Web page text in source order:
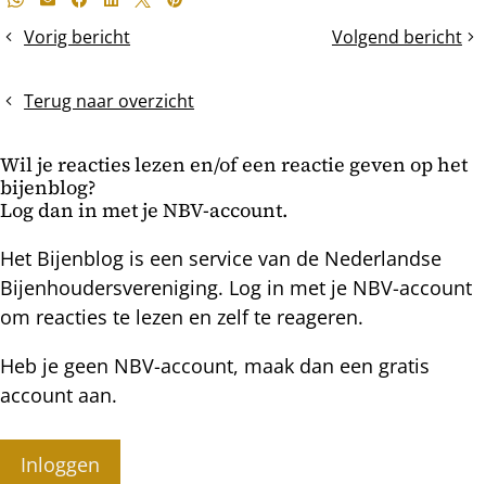
bericht
Whatsapp
E-mailFacebook
LinkedIn
X Pinterest
Vorig bericht
Oud
Nieuwjaar
Volgend bericht
Bijen
Terug naar overzicht
Wil je reacties lezen en/of een reactie geven op het
bijenblog?
Log dan in met je NBV-account.
Het Bijenblog is een service van de Nederlandse
Bijenhoudersvereniging. Log in met je NBV-account
om reacties te lezen en zelf te reageren.
Heb je geen NBV-account, maak dan een gratis
account aan.
Inloggen